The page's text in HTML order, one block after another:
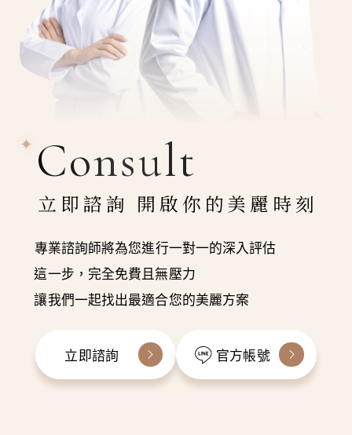
Consult
立即諮詢 開啟你的美麗時刻
專業諮詢師將為您進行一對一的深入評估
這一步，完全免費且無壓力
讓我們一起找出最適合您的美麗方案
立即諮詢 官方帳號